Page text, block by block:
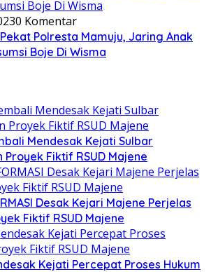
0 Komentar
Polresta Mamuju, Jaring Anak
Boje Di Wisma
Mendesak Kejati Sulbar
Proyek Fiktif RSUD Majene
Desak Kejari Majene Perjelas
Fiktif RSUD Majene
Kejati Percepat Proses Hukum